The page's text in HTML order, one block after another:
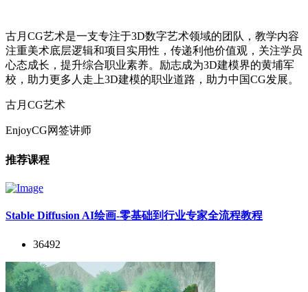
古月CG艺术是一支专注于3D数字艺术领域的团队，教学内容
注重美术底层逻辑和项目实用性，传递利他价值观，关注学员
心态成长，提升综合职业素养。励志成为3D建模界的黄埔军
校，助力更多人走上3D建模的职业道路，助力中国CG发展。
古月CG艺术
EnjoyCG网签讲师
推荐课程
Stable Diffusion AI绘画-零基础到行业专家全流程教程
36492